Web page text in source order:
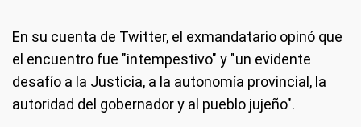
En su cuenta de Twitter, el exmandatario opinó que
el encuentro fue "intempestivo" y "un evidente
desafío a la Justicia, a la autonomía provincial, la
autoridad del gobernador y al pueblo jujeño".